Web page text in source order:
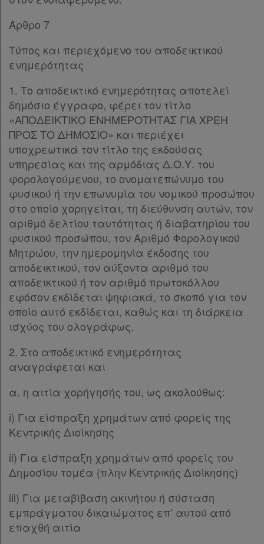
Άρθρο 7
Τύπος και περιεχόμενο του αποδεικτικού
ενημερότητας
1. Το αποδεικτικό ενημερότητας αποτελεί
δημόσιο έγγραφο, φέρει τον τίτλο
«ΑΠΟΔΕΙΚΤΙΚΟ ΕΝΗΜΕΡΟΤΗΤΑΣ ΓΙΑ ΧΡΕΗ
ΠΡΟΣ ΤΟ ΔΗΜΟΣΙΟ» και περιέχει
υποχρεωτικά τον τίτλο της εκδούσας
υπηρεσίας και της αρμόδιας Δ.Ο.Υ. του
φορολογούμενου, το ονοματεπώνυμο του
φυσικού ή την επωνυμία του νομικού προσώπου
στο οποίο χορηγείται, τη διεύθυνση αυτών, τον
αριθμό δελτίου ταυτότητας ή διαβατηρίου του
φυσικού προσώπου, τον Αριθμό Φορολογικού
Μητρώου, την ημερομηνία έκδοσης του
αποδεικτικού, τον αύξοντα αριθμό του
αποδεικτικού ή τον αριθμό πρωτοκόλλου
εφόσον εκδίδεται ψηφιακά, το σκοπό για τον
οποίο αυτό εκδίδεται, καθώς και τη διάρκεια
ισχύος του ολογράφως.
2. Στο αποδεικτικό ενημερότητας
αναγράφεται και
α. η αιτία χορήγησής του, ως ακολούθως:
i) Για είσπραξη χρημάτων από φορείς της
Κεντρικής Διοίκησης
ii) Για είσπραξη χρημάτων από φορείς του
Δημοσίου τομέα (πλην Κεντρικής Διοίκησης)
iii) Για μεταβίβαση ακινήτου ή σύσταση
εμπράγματου δικαιώματος επ’ αυτού από
επαχθή αιτία